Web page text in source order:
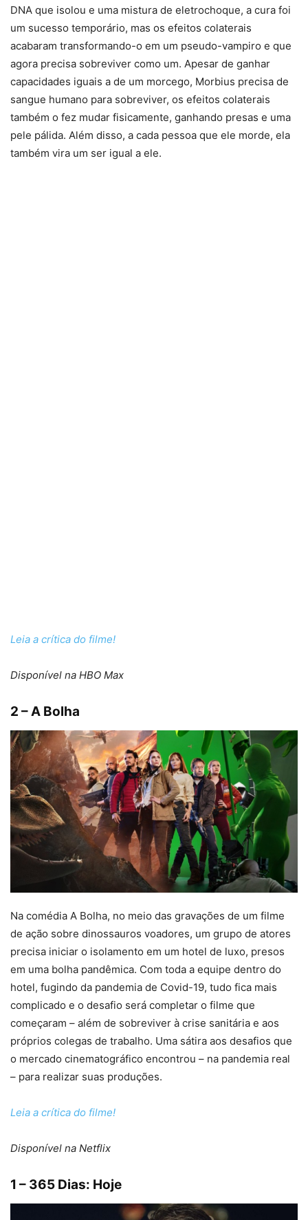
DNA que isolou e uma mistura de eletrochoque, a cura foi
um sucesso temporário, mas os efeitos colaterais
acabaram transformando-o em um pseudo-vampiro e que
agora precisa sobreviver como um. Apesar de ganhar
capacidades iguais a de um morcego, Morbius precisa de
sangue humano para sobreviver, os efeitos colaterais
também o fez mudar fisicamente, ganhando presas e uma
pele pálida. Além disso, a cada pessoa que ele morde, ela
também vira um ser igual a ele.
Leia a crítica do filme!
Disponível na HBO Max
2 – A Bolha
Na comédia A Bolha, no meio das gravações de um filme
de ação sobre dinossauros voadores, um grupo de atores
precisa iniciar o isolamento em um hotel de luxo, presos
em uma bolha pandêmica. Com toda a equipe dentro do
hotel, fugindo da pandemia de Covid-19, tudo fica mais
complicado e o desafio será completar o filme que
começaram – além de sobreviver à crise sanitária e aos
próprios colegas de trabalho. Uma sátira aos desafios que
o mercado cinematográfico encontrou – na pandemia real
– para realizar suas produções.
Leia a crítica do filme!
Disponível na Netflix
1 – 365 Dias: Hoje